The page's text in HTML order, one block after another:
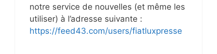
notre service de nouvelles (et même les
utiliser) à l’adresse suivante :
https://feed43.com/users/fiatluxpresse